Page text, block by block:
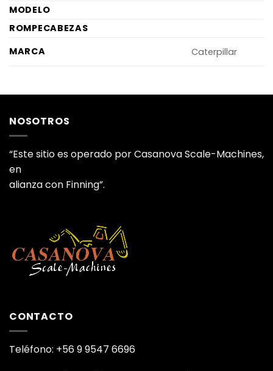
MODELO
ROMPECABEZAS
MARCA
Caterpillar
NOSOTROS
“Este sitio es operado por Casanova Scale-Machines,
en
alianza con Finning”.
CONTACTO
Teléfono: +56 9 9547 6696